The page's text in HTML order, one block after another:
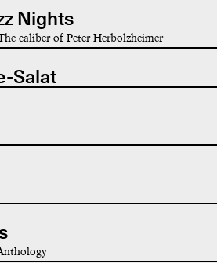
Nights
caliber of Peter Herbolzheimer
Salat